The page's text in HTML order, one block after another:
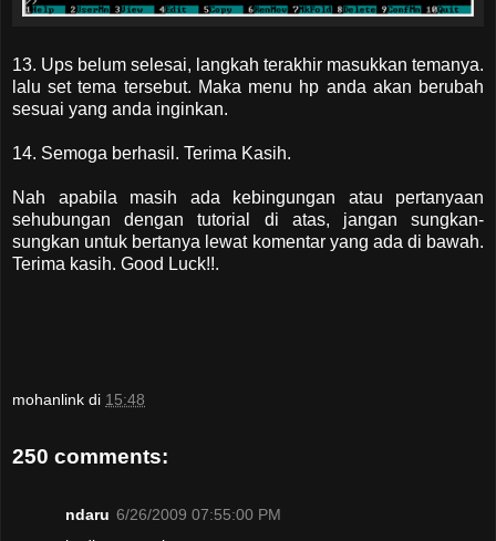
13. Ups belum selesai, langkah terakhir masukkan temanya.
lalu set tema tersebut. Maka menu hp anda akan berubah
sesuai yang anda inginkan.
14. Semoga berhasil. Terima Kasih.
Nah apabila masih ada kebingungan atau pertanyaan
sehubungan dengan tutorial di atas, jangan sungkan-
sungkan untuk bertanya lewat komentar yang ada di bawah.
Terima kasih. Good Luck!!.
mohanlink di 15:48
250 comments:
ndaru 6/26/2009 07:55:00 PM